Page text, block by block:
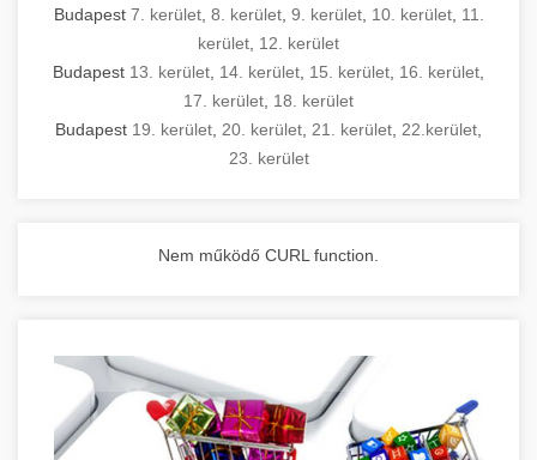
Budapest 7. kerület, 8. kerület, 9. kerület, 10. kerület, 11.
kerület 12. kerület
Budapest 13. kerület 14. kerület 15. kerület 16. kerület
17. kerület 18. kerület
Budapest 19. kerület 20. kerület 21. kerület 22.kerület
23. kerület
Nem működő CURL function.